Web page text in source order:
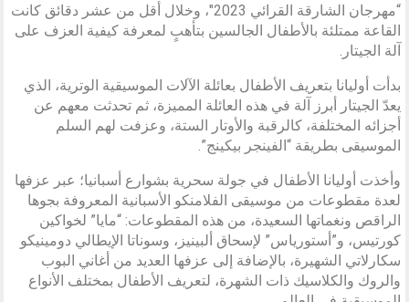
“مهرجان الشارقة القرائي 2023″، وخلال أقل من عشر دقائق كانت
القاعة ممتلئة بالأطفال الجالسين بتأهبٍ لمعرفة كيفية العزف على
آلة الجيتار.
بدأت أوليانا بتعريف الأطفال بعائلة الآلات الموسيقية الوترية، الذي
يعدّ الجيتار أبرز آلة في هذه العائلة المميزة، ثم تحدثت معهم عن
أجزائه المختلفة، كالرقبة والأوتار الستة، وعزفت لهم السلم
الموسيقى بطريقة “الفينجر بيكينج”.
وأخذت أوليانا الأطفال في جولة سحرية بشوارع أسبانيا؛ عبر عزفها
لعدة مقطوعات من موسيقى الفلامنكو الأسبانية المعروفة بجوها
الراقص ونغماتها السعيدة، من هذه المقطوعات: “مايا” لخواكين
كورتيس، و”أستورياس” لإسحاق ألبينيز، وسوناتا الإيطالي دومينيكو
سكارلاتي الشهيرة، بالإضافة إلى عزفها العديد من أغاني البوب
والروك والكلاسيك ذات الشهرة، لتعريف الأطفال بمختلف الأنواع